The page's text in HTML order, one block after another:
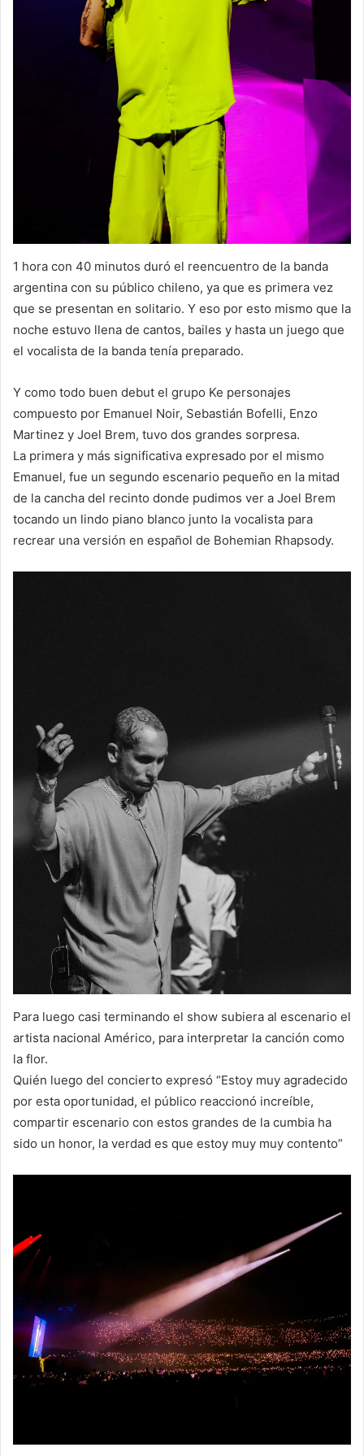
1 hora con 40 minutos duró el reencuentro de la banda
argentina con su público chileno, ya que es primera vez
que se presentan en solitario. Y eso por esto mismo que la
noche estuvo llena de cantos, bailes y hasta un juego que
el vocalista de la banda tenía preparado.
Y como todo buen debut el grupo Ke personajes
compuesto por Emanuel Noir, Sebastián Bofelli, Enzo
Martinez y Joel Brem, tuvo dos grandes sorpresa.
La primera y más significativa expresado por el mismo
Emanuel, fue un segundo escenario pequeño en la mitad
de la cancha del recinto donde pudimos ver a Joel Brem
tocando un lindo piano blanco junto la vocalista para
recrear una versión en español de Bohemian Rhapsody.
Para luego casi terminando el show subiera al escenario el
artista nacional Américo, para interpretar la canción como
la flor.
Quién luego del concierto expresó “Estoy muy agradecido
por esta oportunidad, el público reaccionó increíble,
compartir escenario con estos grandes de la cumbia ha
sido un honor, la verdad es que estoy muy muy contento”